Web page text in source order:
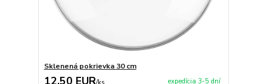
Sklenená pokrievka 30 cm
12,50 EUR/ks expedícia 3-5 dní